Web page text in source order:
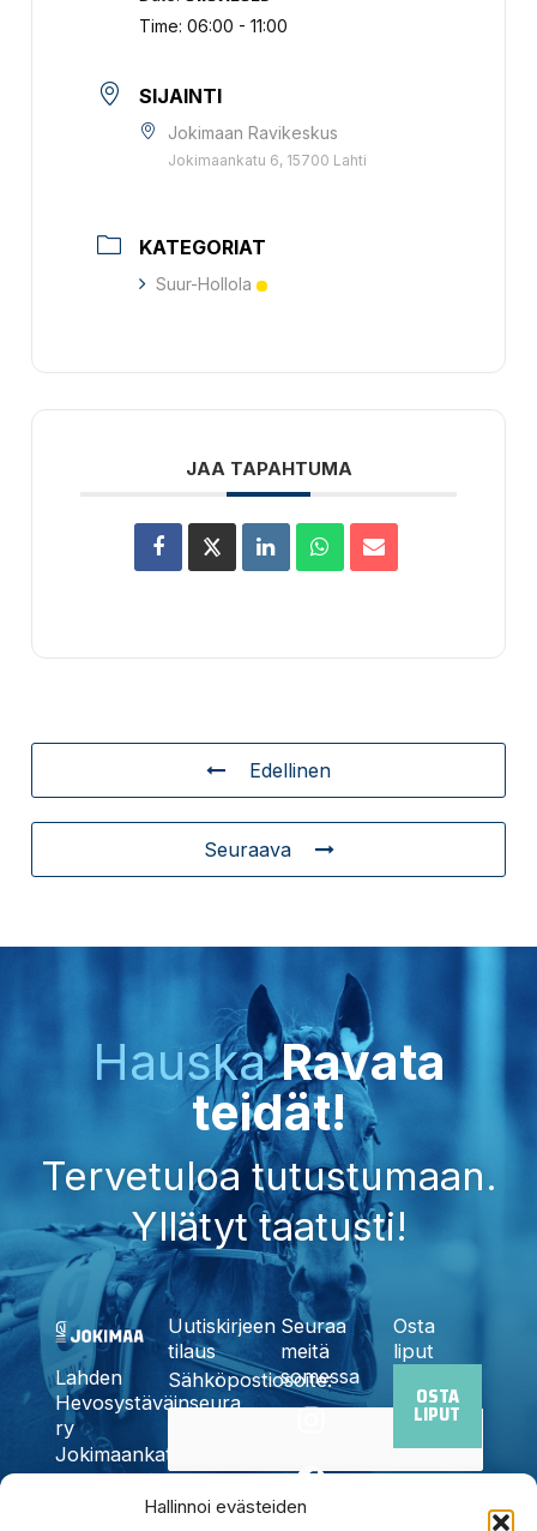
Hallinnoi evästeiden
Time:06:00 - 11:00
SIJAINTI
Jokimaan Ravikeskus
Jokimaankatu 6, 15700 Lahti
KATEGORIAT
Suur-Hollola
JAA TAPAHTUMA
Edellinen
Seuraava
HauskaRavata
teidät!
Tervetuloa tutustumaan.
Yllätyt taatusti!
Lahden
Hevosystäväinseura
ry
Jokimaankatu
6, 15700
Uutiskirjeen
tilaus
Sähköpostiosoite:
Kyllä,
Seuraa
meitä
somessa
I
s
F
c
X
t
Y
u
T
k
Osta
liput
OSTA
LIPUT